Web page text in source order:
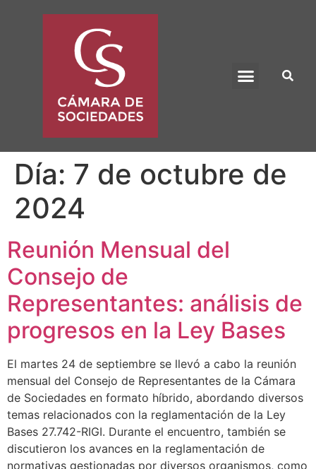
Día: 7 de octubre de
2024
Reunión Mensual del
Consejo de
Representantes: análisis de
progresos en la Ley Bases
El martes 24 de septiembre se llevó a cabo la reunión
mensual del Consejo de Representantes de la Cámara
de Sociedades en formato híbrido, abordando diversos
temas relacionados con la reglamentación de la Ley
Bases 27.742-RIGI. Durante el encuentro, también se
discutieron los avances en la reglamentación de
normativas gestionadas por diversos organismos, como